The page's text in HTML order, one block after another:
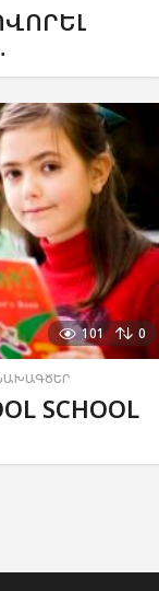
101 0
SCHOOL